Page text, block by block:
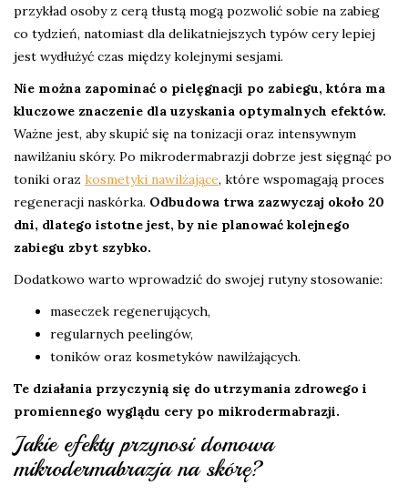
przykład osoby z cerą tłustą mogą pozwolić sobie na zabieg
co tydzień, natomiast dla delikatniejszych typów cery lepiej
jest wydłużyć czas między kolejnymi sesjami.
Nie można zapominać o pielęgnacji po zabiegu, która ma
kluczowe znaczenie dla uzyskania optymalnych efektów.
Ważne jest, aby skupić się na tonizacji oraz intensywnym
nawilżaniu skóry. Po mikrodermabrazji dobrze jest sięgnąć po
toniki oraz kosmetyki nawilżające, które wspomagają proces
regeneracji naskórka. Odbudowa trwa zazwyczaj około 20
dni, dlatego istotne jest, by nie planować kolejnego
zabiegu zbyt szybko.
Dodatkowo warto wprowadzić do swojej rutyny stosowanie:
maseczek regenerujących,
regularnych peelingów,
toników oraz kosmetyków nawilżających.
Te działania przyczynią się do utrzymania zdrowego i
promiennego wyglądu cery po mikrodermabrazji.
Jakie efekty przynosi domowa
mikrodermabrazja na skórę?